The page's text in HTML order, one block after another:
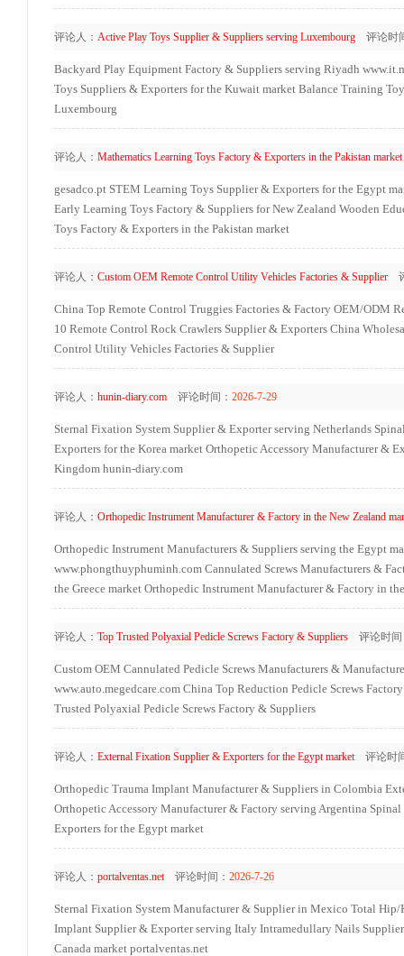
评论人： Active Play Toys Supplier & Suppliers serving Luxembourg 评论时
Backyard Play Equipment Factory & Suppliers serving Riyadh
Toys Suppliers & Exporters for the Kuwait market Balance Training
Luxembourg
评论人： Mathematics Learning Toys Factory & Exporters in the Pakistan market
gesadco.pt STEM Learning Toys Supplier & Exporters for the Egypt
Early Learning Toys Factory & Suppliers for New Zealand Wooden
Toys Factory & Exporters in the Pakistan market
评论人： Custom OEM Remote Control Utility Vehicles Factories & Supplier
China Top Remote Control Truggies Factories & Factory OEM/ODM
10 Remote Control Rock Crawlers Supplier & Exporters China
Control Utility Vehicles Factories & Supplier
评论人： hunin-diary.com 评论时间： 2026-7-29
Sternal Fixation System Supplier & Exporter serving Netherlands
Exporters for the Korea market Orthopetic Accessory Manufacturer &
Kingdom hunin-diary.com
评论人： Orthopedic Instrument Manufacturer & Factory in the New Zealand
Orthopedic Instrument Manufacturers & Suppliers serving the Egypt
www.phongthuyphuminh.com Cannulated Screws Manufacturers &
the Greece market Orthopedic Instrument Manufacturer & Factory in
评论人： Top Trusted Polyaxial Pedicle Screws Factory & Suppliers 评论时间
Custom OEM Cannulated Pedicle Screws Manufacturers &
www.auto.megedcare.com China Top Reduction Pedicle Screws
Trusted Polyaxial Pedicle Screws Factory & Suppliers
评论人： External Fixation Supplier & Exporters for the Egypt market评论时
Orthopedic Trauma Implant Manufacturer & Suppliers in Colombia
Orthopetic Accessory Manufacturer & Factory serving Argentina
Exporters for the Egypt market
评论人： portalventas.net评论时间： 2026-7-26
Sternal Fixation System Manufacturer & Supplier in Mexico Total Hip/
Implant Supplier & Exporter serving Italy Intramedullary Nails
Canada market portalventas.net